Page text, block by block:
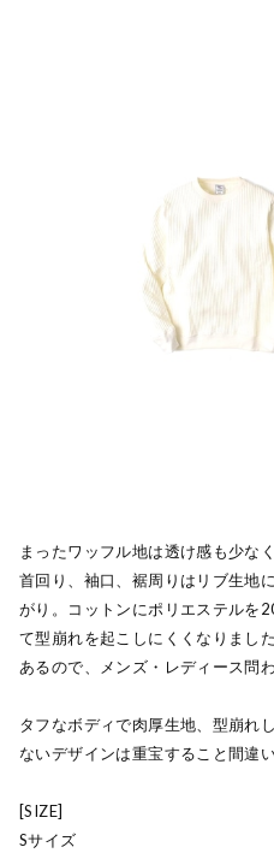
ヘビーウェイトのワッフル地を使
まったワッフル地は透け感も少な
首回り、袖口、裾周りはリブ生地
がり。コットンにポリエステルを
て型崩れを起こしにくくなりまし
あるので、メンズ・レディース問
タフなボディで肉厚生地、型崩れ
ないデザインは重宝すること間違
[SIZE]
Sサイズ